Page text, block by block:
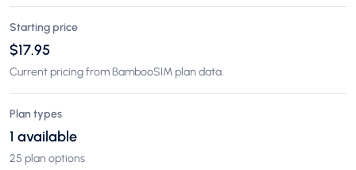
Starting price
$17.95
Current pricing from BambooSIM plan data.
Plan types
1 available
25 plan options